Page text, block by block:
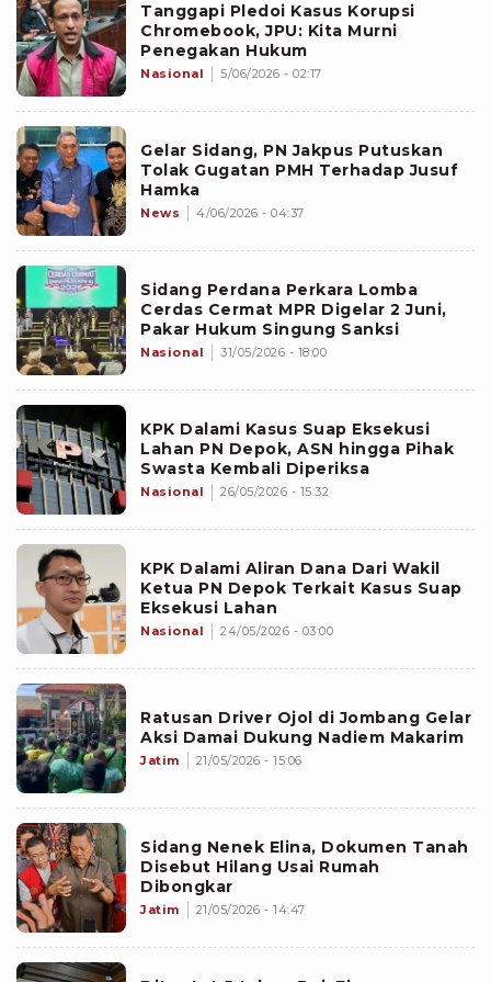
Tanggapi Pledoi Kasus Korupsi
Chromebook, JPU: Kita Murni
Penegakan Hukum
Nasional 5/06/2026 - 02:17
Gelar Sidang, PN Jakpus Putuskan
Tolak Gugatan PMH Terhadap Jusuf
Hamka
News 4/06/2026 - 04:37
Sidang Perdana Perkara Lomba
Cerdas Cermat MPR Digelar 2 Juni,
Pakar Hukum Singung Sanksi
Nasional 31/05/2026 - 18:00
KPK Dalami Kasus Suap Eksekusi
Lahan PN Depok, ASN hingga Pihak
Swasta Kembali Diperiksa
Nasional 26/05/2026 - 15:32
KPK Dalami Aliran Dana Dari Wakil
Ketua PN Depok Terkait Kasus Suap
Eksekusi Lahan
Nasional 24/05/2026 - 03:00
Ratusan Driver Ojol di Jombang Gelar
Aksi Damai Dukung Nadiem Makarim
Jatim 21/05/2026 - 15:06
Sidang Nenek Elina, Dokumen Tanah
Disebut Hilang Usai Rumah
Dibongkar
Jatim 21/05/2026 - 14:47